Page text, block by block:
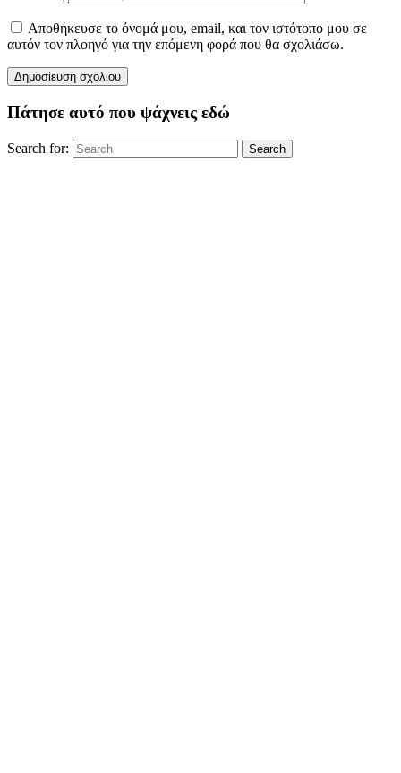
Αποθήκευσε το όνομά μου, email, και τον ιστότοπο μου σε
αυτόν τον πλοηγό για την επόμενη φορά που θα σχολιάσω.
Πάτησε αυτό που ψάχνεις εδώ
Search for: Search